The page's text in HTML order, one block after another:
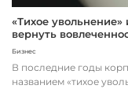
«Тихое
вернуть
Бизнес
В последние годы
названием «тихое